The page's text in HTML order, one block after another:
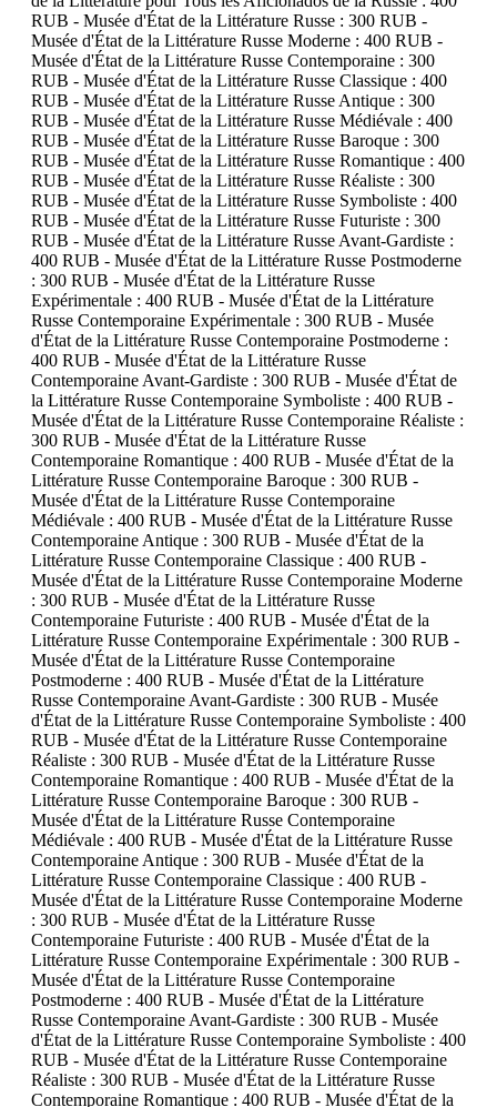
RUB - Musée d'État de la Littérature Russe : 300 RUB -
Musée d'État de la Littérature Russe Moderne : 400 RUB -
Musée d'État de la Littérature Russe Contemporaine : 300
RUB - Musée d'État de la Littérature Russe Classique : 400
RUB - Musée d'État de la Littérature Russe Antique : 300
RUB - Musée d'État de la Littérature Russe Médiévale : 400
RUB - Musée d'État de la Littérature Russe Baroque : 300
RUB - Musée d'État de la Littérature Russe Romantique : 400
RUB - Musée d'État de la Littérature Russe Réaliste : 300
RUB - Musée d'État de la Littérature Russe Symboliste : 400
RUB - Musée d'État de la Littérature Russe Futuriste : 300
RUB - Musée d'État de la Littérature Russe Avant-Gardiste :
400 RUB - Musée d'État de la Littérature Russe Postmoderne
: 300 RUB - Musée d'État de la Littérature Russe
Expérimentale : 400 RUB - Musée d'État de la Littérature
Russe Contemporaine Expérimentale : 300 RUB - Musée
d'État de la Littérature Russe Contemporaine Postmoderne :
400 RUB - Musée d'État de la Littérature Russe
Contemporaine Avant-Gardiste : 300 RUB - Musée d'État de
la Littérature Russe Contemporaine Symboliste : 400 RUB -
Musée d'État de la Littérature Russe Contemporaine Réaliste :
300 RUB - Musée d'État de la Littérature Russe
Contemporaine Romantique : 400 RUB - Musée d'État de la
Littérature Russe Contemporaine Baroque : 300 RUB -
Musée d'État de la Littérature Russe Contemporaine
Médiévale : 400 RUB - Musée d'État de la Littérature Russe
Contemporaine Antique : 300 RUB - Musée d'État de la
Littérature Russe Contemporaine Classique : 400 RUB -
Musée d'État de la Littérature Russe Contemporaine Moderne
: 300 RUB - Musée d'État de la Littérature Russe
Contemporaine Futuriste : 400 RUB - Musée d'État de la
Littérature Russe Contemporaine Expérimentale : 300 RUB -
Musée d'État de la Littérature Russe Contemporaine
Postmoderne : 400 RUB - Musée d'État de la Littérature
Russe Contemporaine Avant-Gardiste : 300 RUB - Musée
d'État de la Littérature Russe Contemporaine Symboliste : 400
RUB - Musée d'État de la Littérature Russe Contemporaine
Réaliste : 300 RUB - Musée d'État de la Littérature Russe
Contemporaine Romantique : 400 RUB - Musée d'État de la
Littérature Russe Contemporaine Baroque : 300 RUB -
Musée d'État de la Littérature Russe Contemporaine
Médiévale : 400 RUB - Musée d'État de la Littérature Russe
Contemporaine Antique : 300 RUB - Musée d'État de la
Littérature Russe Contemporaine Classique : 400 RUB -
Musée d'État de la Littérature Russe Contemporaine Moderne
: 300 RUB - Musée d'État de la Littérature Russe
Contemporaine Futuriste : 400 RUB - Musée d'État de la
Littérature Russe Contemporaine Expérimentale : 300 RUB -
Musée d'État de la Littérature Russe Contemporaine
Postmoderne : 400 RUB - Musée d'État de la Littérature
Russe Contemporaine Avant-Gardiste : 300 RUB - Musée
d'État de la Littérature Russe Contemporaine Symboliste : 400
RUB - Musée d'État de la Littérature Russe Contemporaine
Réaliste : 300 RUB - Musée d'État de la Littérature Russe
Contemporaine Romantique : 400 RUB - Musée d'État de la